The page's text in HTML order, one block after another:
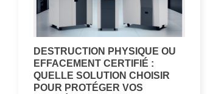
DESTRUCTION PHYSIQUE OU
EFFACEMENT CERTIFIÉ :
QUELLE SOLUTION CHOISIR
POUR PROTÉGER VOS